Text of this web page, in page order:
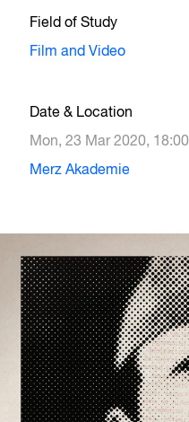
Field of Study
Film and Video
Date & Location
Mon, 23 Mar 2020, 18:00
Merz Akademie